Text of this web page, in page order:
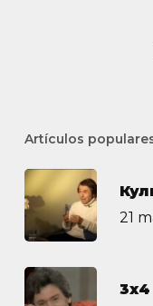
Artículos
21
3х4